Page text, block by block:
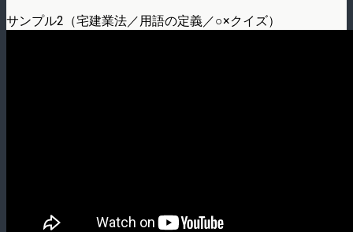
サンプル2（宅建業法／用語の定義／○×クイズ）